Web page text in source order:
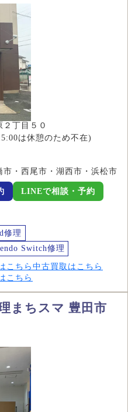
丁目５０
は休憩のため不在)
市・西尾市・湖西市・浜松市
LINEで相談・予約
修理
Switch修理
こちら 中古買取はこちら
こちら
まちスマ 豊田市